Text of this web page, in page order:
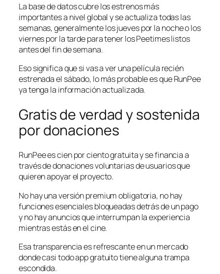
La base de datos cubre los estrenos más
importantes a nivel global y se actualiza todas las
semanas, generalmente los jueves por la noche o los
viernes por la tarde para tener los Peetimes listos
antes del fin de semana.
Eso significa que si vas a ver una película recién
estrenada el sábado, lo más probable es que RunPee
ya tenga la información actualizada.
Gratis de verdad y sostenida
por donaciones
RunPee es cien por ciento gratuita y se financia a
través de donaciones voluntarias de usuarios que
quieren apoyar el proyecto.
No hay una versión premium obligatoria, no hay
funciones esenciales bloqueadas detrás de un pago
y no hay anuncios que interrumpan la experiencia
mientras estás en el cine.
Esa transparencia es refrescante en un mercado
donde casi todo app gratuito tiene alguna trampa
escondida.